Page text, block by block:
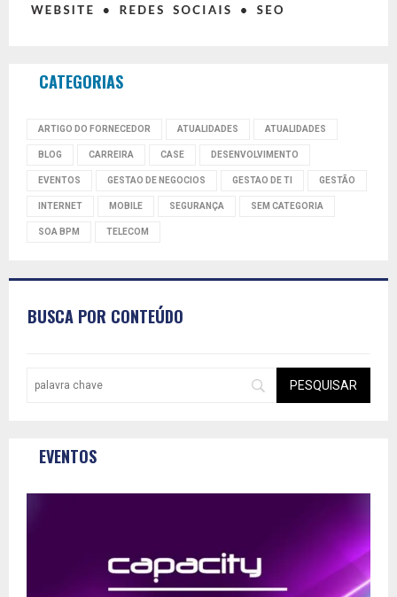
CATEGORIAS
ARTIGO DO FORNECEDOR ATUALIDADES ATUALIDADES
BLOG CARREIRA CASE DESENVOLVIMENTO
EVENTOS GESTAO DE NEGOCIOS GESTAO DE TI GESTÃO
INTERNET MOBILE SEGURANÇA SEM CATEGORIA
SOA BPM TELECOM
BUSCA POR CONTEÚDO
EVENTOS